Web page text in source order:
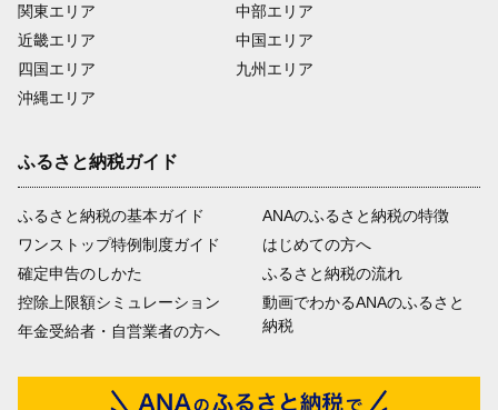
関東エリア
近畿エリア
四国エリア
沖縄エリア
中部エリア
中国エリア
九州エリア
ふるさと納税ガイド
ふるさと納税の基本ガイド
ワンストップ特例制度ガイド
確定申告のしかた
控除上限額シミュレーション
年金受給者・自営業者の方へ
ANAのふるさと納税の特徴
はじめての方へ
ふるさと納税の流れ
動画でわかるANAのふるさと
納税